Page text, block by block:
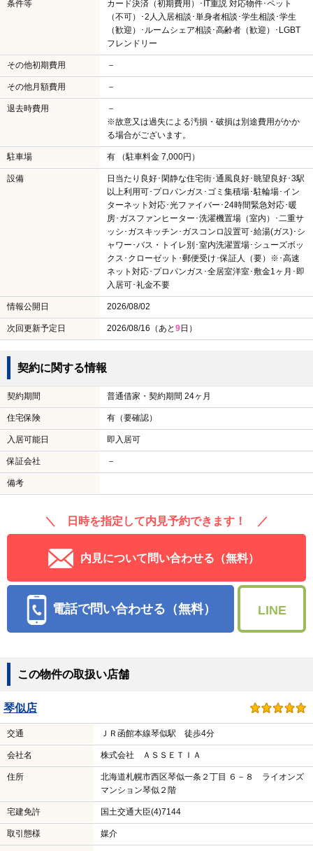
条件等
カード決済（初期費用）･IT重説 対応物件･ペット
（不可）･2人入居相談･単身者相談･学生相談･学生
（歓迎）･ルームシェア相談･高齢者（歓迎）･LGBT
フレンドリー
その他初期費用 －
その他月額費用 －
退去時費用
－
※故意又は過失による汚損・破損は別途費用がかか
る場合がございます。
駐車場 有 （駐車料金 7,000円）
設備
日当たり良好･閑静な住宅街･通風良好･眺望良好･3駅
以上利用可･プロパンガス･ゴミ集積場･駐輪場･イン
ターネット対応･光ファイバー･24時間緊急対応･暖
房･ガスファンヒーター･洗濯機置場（室内）･二重サ
ッシ･ガスキッチン･ガスコンロ設置可･給湯(ガス)･シ
ャワー･バス・トイレ別･室内洗濯置場･シューズボッ
クス･クローゼット･郵便受け･保証人（要）※･高速
ネット対応･プロパンガス･全居室洋室･敷金1ヶ月･即
入居可･礼金不要
情報公開日 2026/08/02
次回更新予定日 2026/08/16（あと9日）
契約に関する情報
契約期間 普通借家・契約期間 24ヶ月
住宅保険 有（要確認）
入居可能日 即入居可
保証会社 －
備考
＼ 日時を指定して内見予約できます！ ／
内見について問い合わせる（無料）
電話で問い合わせる（無料） LINE
この物件の取扱い店舗
琴似店
交通 ＪＲ函館本線琴似駅 徒歩4分
会社名 株式会社 ＡＳＳＥＴＩＡ
住所
北海道札幌市西区琴似一条２丁目 ６－８ ライオンズ
マンション琴似２階
宅建免許 国土交通大臣(4)7144
取引態様 媒介